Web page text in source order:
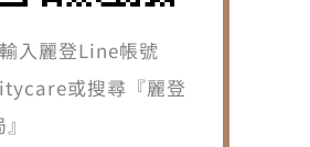
入麗登Line帳號
或搜尋『麗登